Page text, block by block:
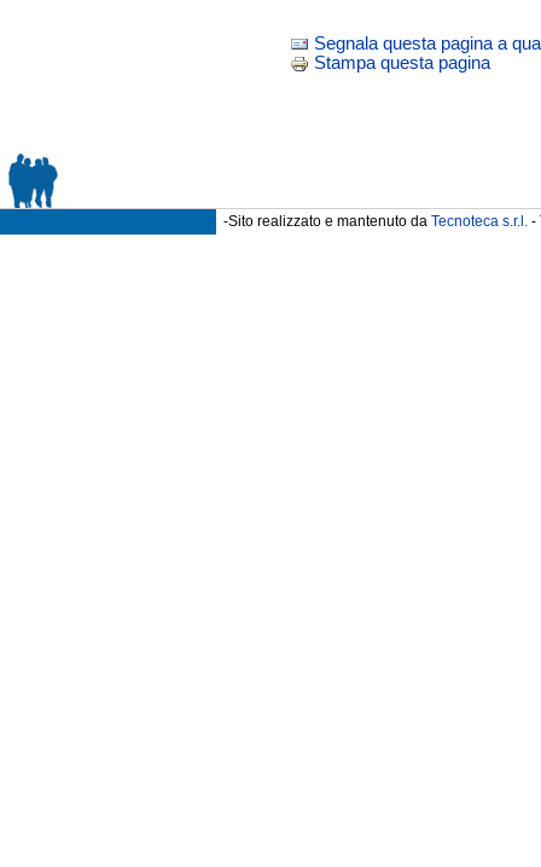
Segnala questa pagina a
Stampa questa pagina
-Sito realizzato e mantenuto da Tecnoteca s.r.l. -